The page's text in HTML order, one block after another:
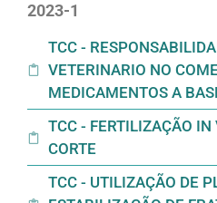
2023-1
TCC -
VETERINARIO NO
MEDICAMENTOS A
TCC - FERTILIZAÇÃO IN
CORTE
TCC - UTILIZAÇÃO DE